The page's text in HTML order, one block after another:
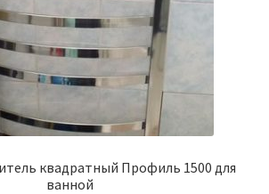
квадратный Профиль 1500 для
ванной